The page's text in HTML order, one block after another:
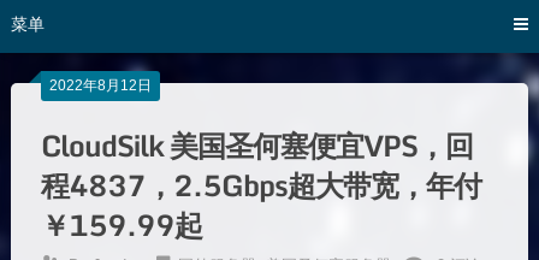
菜单
2022年8月12日
CloudSilk 美国圣何塞便宜VPS，回
程4837，2.5Gbps超大带宽，年付
￥159.99起